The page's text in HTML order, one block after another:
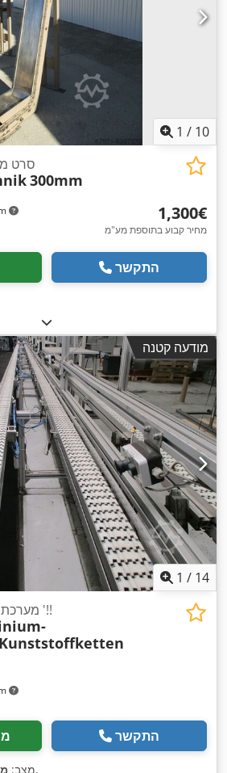
1 / 10
סרט
300mm
‏1,300 ‏€
מחיר קבוע בתוספת מע"מ
התקשר
מודעה קטנה
1 / 14
מערכת מסוע שרשרת 600 מ '!!
Kunststoffketten
התקשר
מצב:,